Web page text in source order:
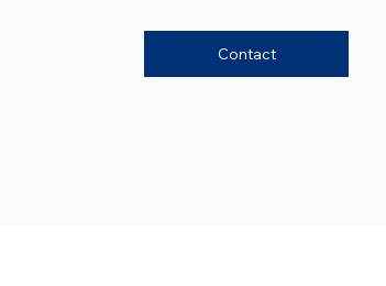
Contact